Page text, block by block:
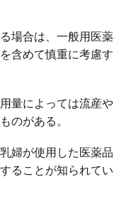
場合は、一般用医薬
含めて慎重に考慮す
量によっては流産や
のがある。
婦が使用した医薬品
ることが知られてい